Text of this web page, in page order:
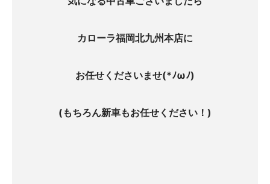
カローラ福岡北九州本店に
お任せくださいませ(*ﾉωﾉ)
(もちろん新車もお任せください！)